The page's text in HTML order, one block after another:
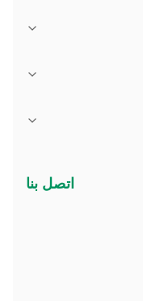
للتغيير
اتصل بنا